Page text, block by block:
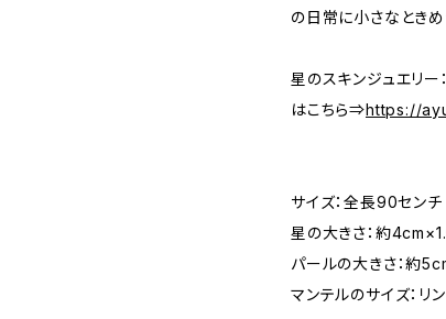
の日常に小さなときめ
星のスキンジュエリー
はこちら⇒https://
サイズ：全長90センチ
星の大きさ：約
パールの大きさ：約
マンテルのサイズ：